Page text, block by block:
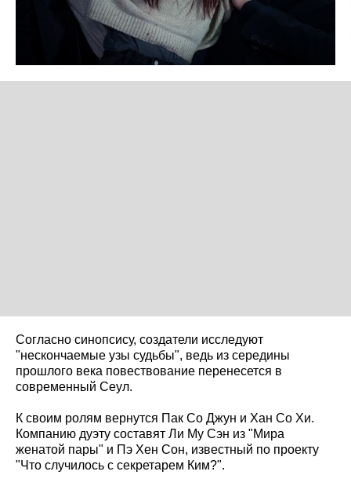
Согласно синопсису, создатели исследуют
"нескончаемые узы судьбы", ведь из середины
прошлого века повествование перенесется в
современный Сеул.
К своим ролям вернутся Пак Со Джун и Хан Со Хи.
Компанию дуэту составят Ли Му Сэн из "Мира
женатой пары" и Пэ Хен Сон, известный по проекту
"Что случилось с секретарем Ким?".